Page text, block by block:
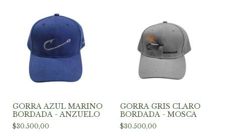
GORRA AZUL MARINO
BORDADA - ANZUELO
$30.500,00
GORRA GRIS CLARO
BORDADA - MOSCA
$30.500,00